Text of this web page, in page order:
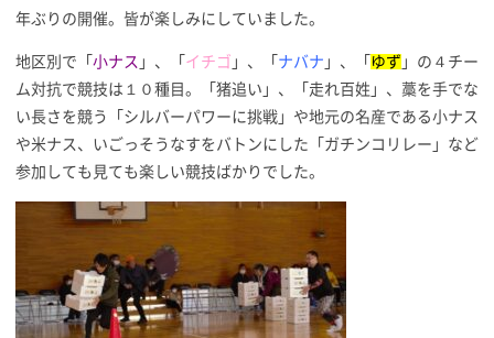
年ぶりの開催。皆が楽しみにしていました。
地区別で「 小ナス 」、「 イチゴ 」、「 ナバナ 」、「 ゆず 」の４チー
ム対抗で競技は１０種目。「猪追い」、「走れ百姓」、藁を手でな
い長さを競う「シルバーパワーに挑戦」や地元の名産である小ナス
や米ナス、いごっそうなすをバトンにした「ガチンコリレー」など
参加しても見ても楽しい競技ばかりでした。